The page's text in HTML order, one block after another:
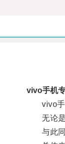
vivo手机
vivo手机
无论是
与此同